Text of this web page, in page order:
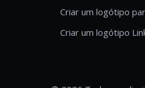
Criar um logótipo
Criar um logótipo